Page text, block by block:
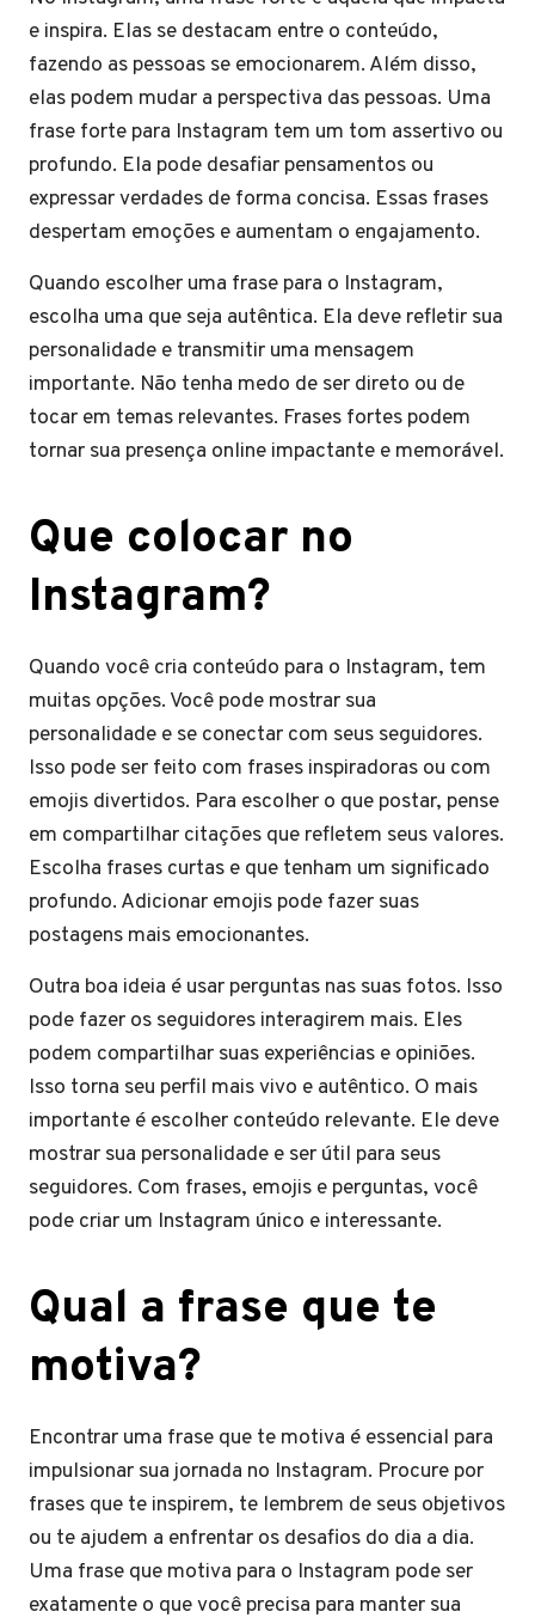
e inspira. Elas se destacam entre o conteúdo,
fazendo as pessoas se emocionarem. Além disso,
elas podem mudar a perspectiva das pessoas. Uma
frase forte para Instagram tem um tom assertivo ou
profundo. Ela pode desafiar pensamentos ou
expressar verdades de forma concisa. Essas frases
despertam emoções e aumentam o engajamento.
Quando escolher uma frase para o Instagram,
escolha uma que seja autêntica. Ela deve refletir sua
personalidade e transmitir uma mensagem
importante. Não tenha medo de ser direto ou de
tocar em temas relevantes. Frases fortes podem
tornar sua presença online impactante e memorável.
Que colocar no
Instagram?
Quando você cria conteúdo para o Instagram, tem
muitas opções. Você pode mostrar sua
personalidade e se conectar com seus seguidores.
Isso pode ser feito com frases inspiradoras ou com
emojis divertidos. Para escolher o que postar, pense
em compartilhar citações que refletem seus valores.
Escolha frases curtas e que tenham um significado
profundo. Adicionar emojis pode fazer suas
postagens mais emocionantes.
Outra boa ideia é usar perguntas nas suas fotos. Isso
pode fazer os seguidores interagirem mais. Eles
podem compartilhar suas experiências e opiniões.
Isso torna seu perfil mais vivo e autêntico. O mais
importante é escolher conteúdo relevante. Ele deve
mostrar sua personalidade e ser útil para seus
seguidores. Com frases, emojis e perguntas, você
pode criar um Instagram único e interessante.
Qual a frase que te
motiva?
Encontrar uma frase que te motiva é essencial para
impulsionar sua jornada no Instagram. Procure por
frases que te inspirem, te lembrem de seus objetivos
ou te ajudem a enfrentar os desafios do dia a dia.
Uma frase que motiva para o Instagram pode ser
exatamente o que você precisa para manter sua